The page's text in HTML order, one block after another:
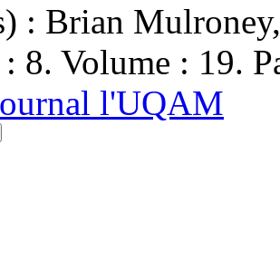
: Brian
8. Volume : 19.
l'UQAM